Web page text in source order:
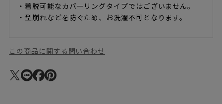
・着脱可能なカバーリングタイプではございません。
・型崩れなどを防ぐため、お洗濯不可となります。
この商品に関する問い合わせ